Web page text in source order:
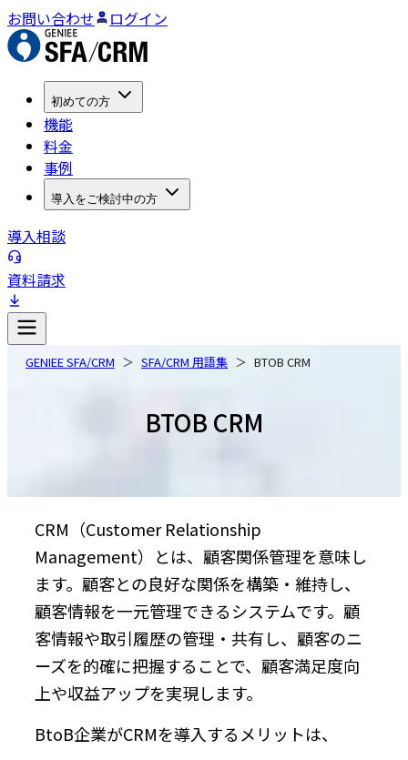
お問い合わせ ログイン
初めての方
機能
料金
事例
導入をご検討中の方
導入相談
資料請求
GENIEE SFA/CRM SFA/CRM 用語集 BTOB CRM
BTOB CRM
CRM（Customer Relationship
Management）とは、顧客関係管理を意味し
ます。顧客との良好な関係を構築・維持し、
顧客情報を一元管理できるシステムです。顧
客情報や取引履歴の管理・共有し、顧客のニ
ーズを的確に把握することで、顧客満足度向
上や収益アップを実現します。
BtoB企業がCRMを導入するメリットは、